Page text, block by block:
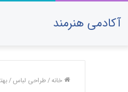
آکادمی هنرمند
خانه/طراحی لباس/